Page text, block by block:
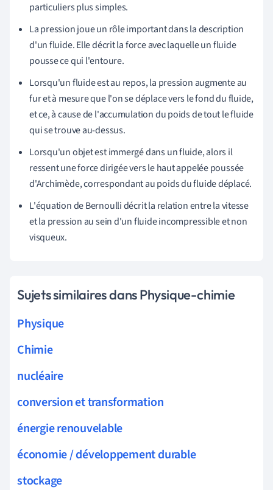
particuliers plus simples.
La pression joue un rôle important dans la description
d'un fluide. Elle décrit la force avec laquelle un fluide
pousse ce qui l'entoure.
Lorsqu'un fluide est au repos, la pression augmente au
fur et à mesure que l'on se déplace vers le fond du fluide,
et ce, à cause de l'accumulation du poids de tout le fluide
qui se trouve au-dessus.
Lorsqu'un objet est immergé dans un fluide, alors il
ressent une force dirigée vers le haut appelée poussée
d'Archimède, correspondant au poids du fluide déplacé.
L'équation de Bernoulli décrit la relation entre la vitesse
et la pression au sein d'un fluide incompressible et non
visqueux.
Sujets similaires dans Physique-chimie
Physique
Chimie
nucléaire
conversion et transformation
énergie renouvelable
économie / développement durable
stockage